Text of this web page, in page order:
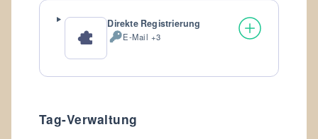
Direkte Registrierung
Verarbeitete
E-Mail +3
Tag-Verwaltung